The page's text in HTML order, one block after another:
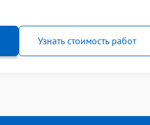
Узнать стоимость работ